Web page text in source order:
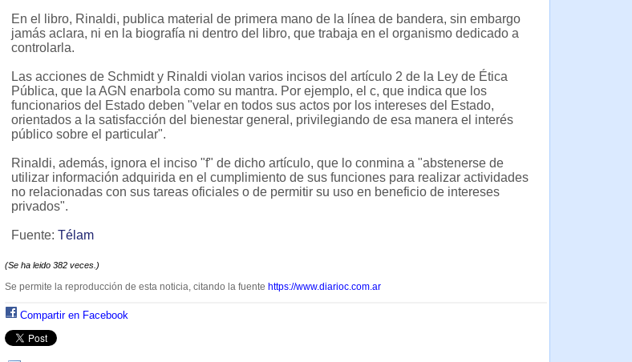
En el libro, Rinaldi, publica material de primera mano de la línea de bandera, sin embargo
jamás aclara, ni en la biografía ni dentro del libro, que trabaja en el organismo dedicado a
controlarla.
Las acciones de Schmidt y Rinaldi violan varios incisos del artículo 2 de la Ley de Ética
Pública, que la AGN enarbola como su mantra. Por ejemplo, el c, que indica que los
funcionarios del Estado deben "velar en todos sus actos por los intereses del Estado,
orientados a la satisfacción del bienestar general, privilegiando de esa manera el interés
público sobre el particular".
Rinaldi, además, ignora el inciso "f" de dicho artículo, que lo conmina a "abstenerse de
utilizar información adquirida en el cumplimiento de sus funciones para realizar actividades
no relacionadas con sus tareas oficiales o de permitir su uso en beneficio de intereses
privados".
Fuente: Télam
(Se ha leido 382 veces.)
Se permite la reproducción de esta noticia, citando la fuente https://www.diarioc.com.ar
Compartir en Facebook